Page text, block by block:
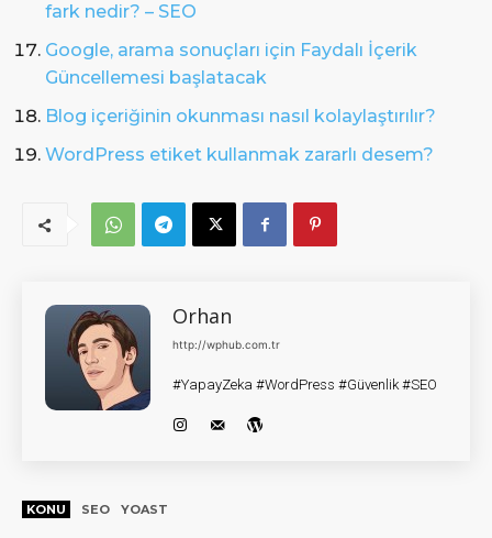
fark nedir? – SEO
Google, arama sonuçları için Faydalı İçerik
Güncellemesi başlatacak
Blog içeriğinin okunması nasıl kolaylaştırılır?
WordPress etiket kullanmak zararlı desem?
Orhan
http://wphub.com.tr
#YapayZeka #WordPress #Güvenlik #SEO
KONU SEO YOAST